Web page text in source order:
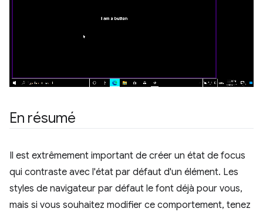
En résumé
Il est extrêmement important de créer un état de focus
qui contraste avec l'état par défaut d'un élément. Les
styles de navigateur par défaut le font déjà pour vous,
mais si vous souhaitez modifier ce comportement, tenez